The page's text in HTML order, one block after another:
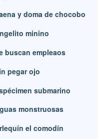
y doma de chocobo
minino
buscan empleaos
pegar ojo
submarino
monstruosas
el comodín